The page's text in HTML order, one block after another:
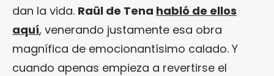
dan la vida. Raül de Tena habló de ellos
aquí, venerando justamente esa obra
magnífica de emocionantísimo calado. Y
cuando apenas empieza a revertirse el